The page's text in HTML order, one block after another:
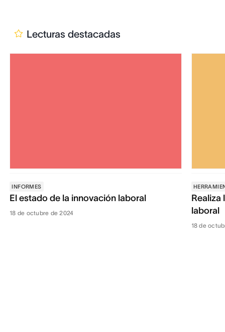
Lecturas destacadas
INFORMES
El estado de la innovación laboral
18 de octubre de 2024
Realiza
laboral
18 de